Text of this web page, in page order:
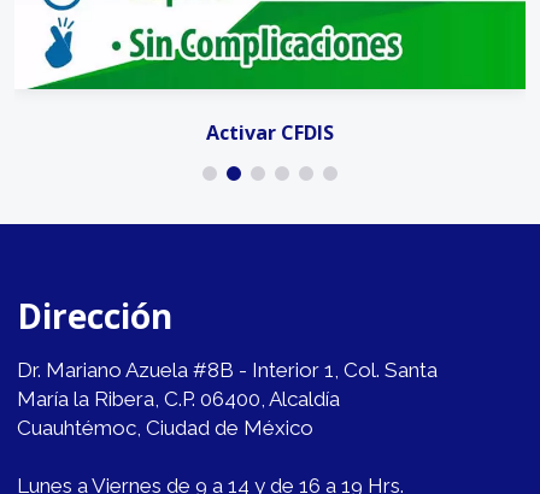
Activar CFDIS
Dirección
Dr. Mariano Azuela #8B - Interior 1, Col. Santa
María la Ribera, C.P. 06400, Alcaldía
Cuauhtémoc, Ciudad de México
Lunes a Viernes de 9 a 14 y de 16 a 19 Hrs.